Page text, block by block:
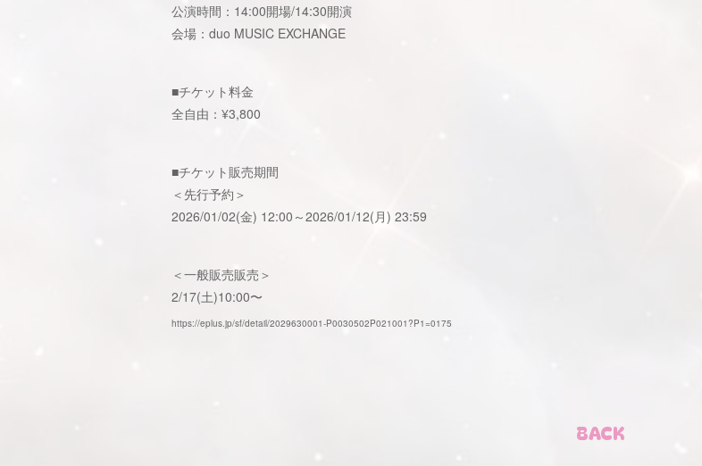
公演時間：14:00開場/14:30開演
会場：duo MUSIC EXCHANGE
■チケット料金
全自由：¥3,800
■チケット販売期間
＜先行予約＞
2026/01/02(金) 12:00～2026/01/12(月) 23:59
＜一般販売販売＞
2/17(土)10:00〜
https://eplus.jp/sf/detail/2029630001-P0030502P021001?P1=0175
BACK